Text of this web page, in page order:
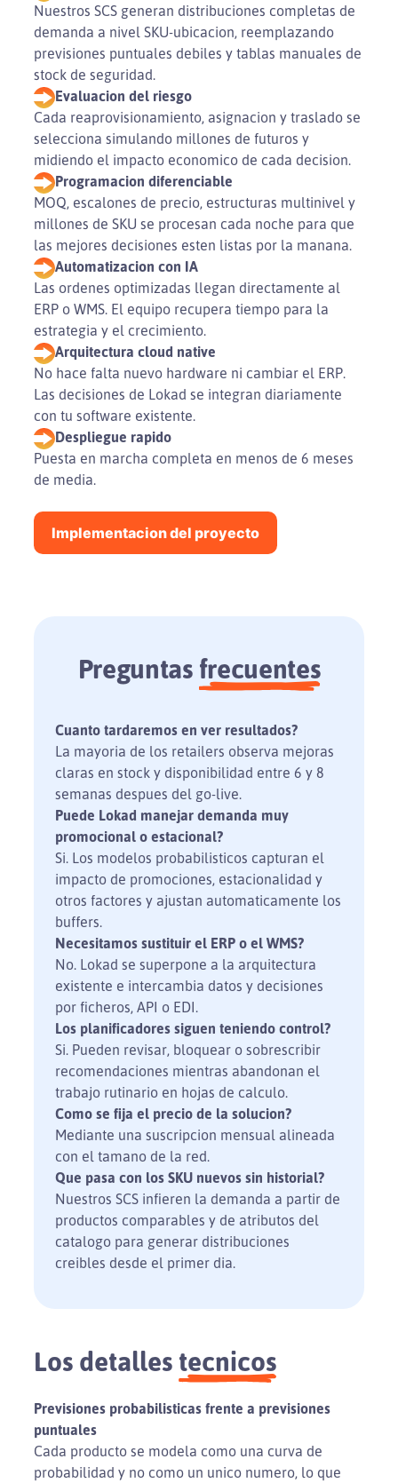
Nuestros SCS generan distribuciones completas de
demanda a nivel SKU-ubicacion, reemplazando
previsiones puntuales debiles y tablas manuales de
stock de seguridad.
Evaluacion del riesgo
Cada reaprovisionamiento, asignacion y traslado se
selecciona simulando millones de futuros y
midiendo el impacto economico de cada decision.
Programacion diferenciable
MOQ, escalones de precio, estructuras multinivel y
millones de SKU se procesan cada noche para que
las mejores decisiones esten listas por la manana.
Automatizacion con IA
Las ordenes optimizadas llegan directamente al
ERP o WMS. El equipo recupera tiempo para la
estrategia y el crecimiento.
Arquitectura cloud native
No hace falta nuevo hardware ni cambiar el ERP.
Las decisiones de Lokad se integran diariamente
con tu software existente.
Despliegue rapido
Puesta en marcha completa en menos de 6 meses
de media.
Implementacion del proyecto
Preguntas frecuentes
Cuanto tardaremos en ver resultados?
La mayoria de los retailers observa mejoras
claras en stock y disponibilidad entre 6 y 8
semanas despues del go-live.
Puede Lokad manejar demanda muy
promocional o estacional?
Si. Los modelos probabilisticos capturan el
impacto de promociones, estacionalidad y
otros factores y ajustan automaticamente los
buffers.
Necesitamos sustituir el ERP o el WMS?
No. Lokad se superpone a la arquitectura
existente e intercambia datos y decisiones
por ficheros, API o EDI.
Los planificadores siguen teniendo control?
Si. Pueden revisar, bloquear o sobrescribir
recomendaciones mientras abandonan el
trabajo rutinario en hojas de calculo.
Como se fija el precio de la solucion?
Mediante una suscripcion mensual alineada
con el tamano de la red.
Que pasa con los SKU nuevos sin historial?
Nuestros SCS infieren la demanda a partir de
productos comparables y de atributos del
catalogo para generar distribuciones
creibles desde el primer dia.
Los detalles tecnicos
Previsiones probabilisticas frente a previsiones
puntuales
Cada producto se modela como una curva de
probabilidad y no como un unico numero, lo que